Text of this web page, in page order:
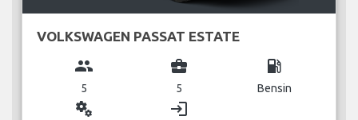
VOLKSWAGEN PASSAT ESTATE
group
5
business_center
5
local_gas_station
Bensin
miscellaneous_services login